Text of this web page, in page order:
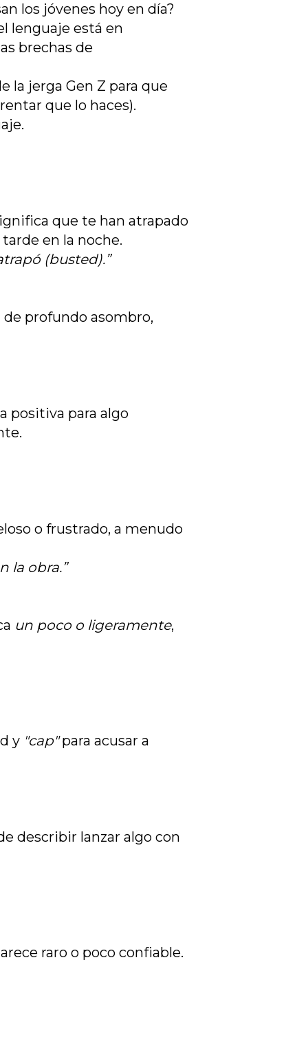
los jóvenes hoy en día?
lenguaje está en
brechas de
la jerga Gen Z para que
que lo haces).
que te han atrapado
en la noche.
(busted).”
profundo asombro,
positiva para algo
o frustrado, a menudo
la obra.”
un poco o ligeramente,
y "cap"para acusar a
describir lanzar algo con
raro o poco confiable.